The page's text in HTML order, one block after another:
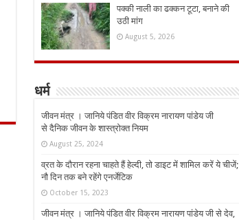
पक्की नाली का ढक्कन टूटा, बनाने की
उठी मांग
August 5, 2026
धर्म
जीवन मंत्र । जानिये पंडित वीर विक्रम नारायण पांडेय जी
से दैनिक जीवन के शास्त्रोक्त नियम
August 25, 2024
व्रत के दौरान रहना चाहते हैं हेल्दी, तो डाइट में शामिल करें ये चीजें;
नौ दिन तक बने रहेंगे एनर्जेटिक
October 15, 2023
जीवन मंत्र । जानिये पंडित वीर विक्रम नारायण पांडेय जी से देव,